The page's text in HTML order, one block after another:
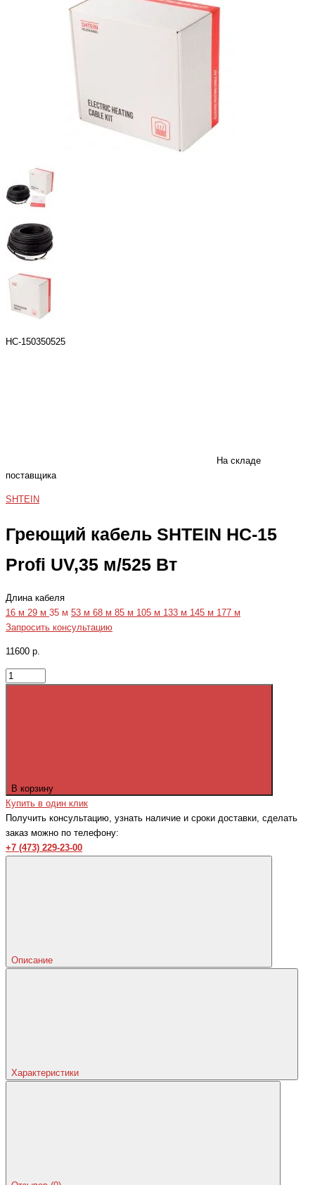
HC-150350525
На складе
поставщика
SHTEIN
Греющий кабель SHTEIN HC-15
Profi UV,35 м/525 Вт
Длина кабеля
16 м 29 м 35 м 53 м 68 м 85 м 105 м 133 м 145 м 177 м
Запросить консультацию
11600 р.
В корзину
Купить в один клик
Получить консультацию, узнать наличие и сроки доставки, сделать
заказ можно по телефону:
+7 (473) 229-23-00
Описание
Характеристики